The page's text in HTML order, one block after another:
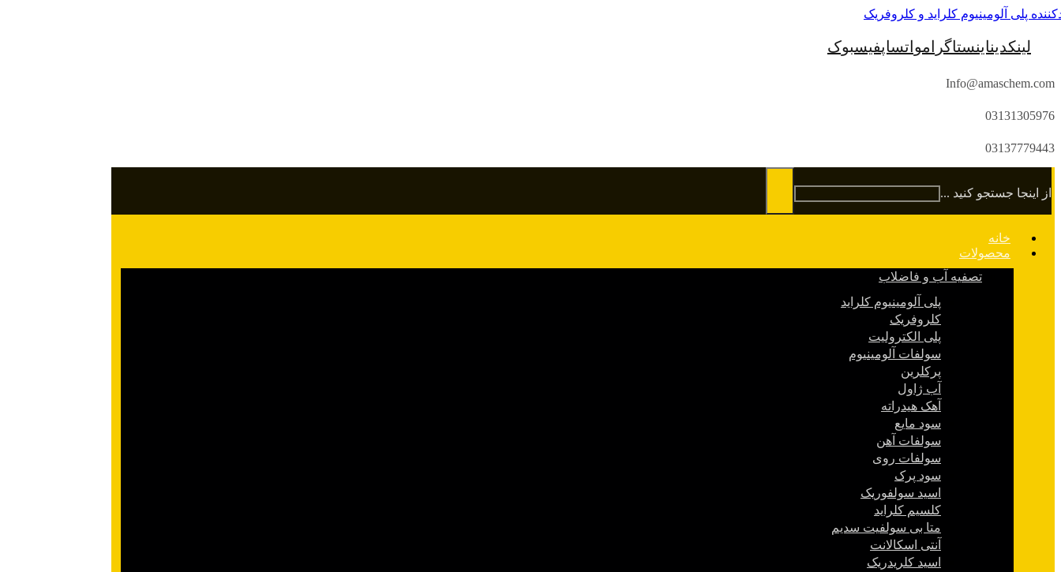
لینکدیناینستاگرامواتساپفیسبوک
Info@amaschem.com
03131305976
03137779443
از اینجا جستجو کنید ...
خانه
محصولات
تصفیه آب و فاضلاب
پلی آلومینیوم کلراید
کلروفریک
پلی الکترولیت
سولفات آلومینیوم
پرکلرین
آب ژاول
آهک هیدراته
سود مایع
سولفات آهن
سولفات روی
سود پرک
اسید سولفوریک
کلسیم کلراید
متا بی سولفیت سدیم
آنتی اسکالانت
اسید کلریدریک